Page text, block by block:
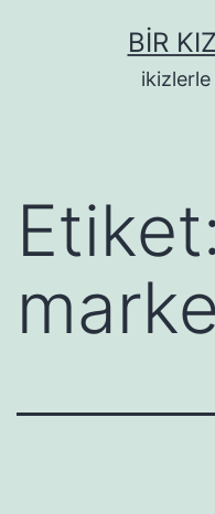
BIR
Etiket: